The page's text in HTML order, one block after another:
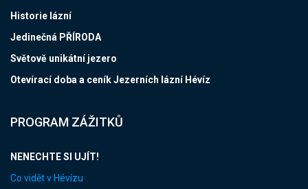
Historie lázní
Jedinečná PŘÍRODA
Světově unikátní jezero
Otevírací doba a ceník Jezerních lázní Hévíz
PROGRAM ZÁŽITKŮ
NENECHTE SI UJÍT!
Co vidět v Hévízu